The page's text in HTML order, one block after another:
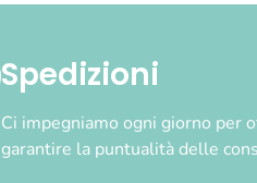
Spedizioni
Ci impegniamo ogni giorno per
garantire la puntualità delle